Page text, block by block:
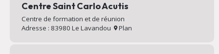
Centre Saint Carlo Acutis
Centre de formation et de réunion
Adresse : 83980 Le Lavandou
Plan